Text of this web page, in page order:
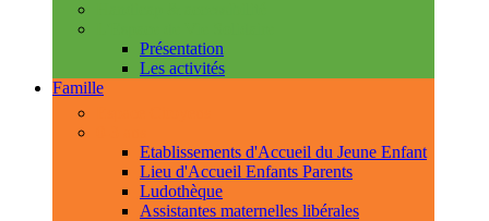
Présentation
Les activités
Famille
Etablissements d'Accueil du Jeune Enfant
Lieu d'Accueil Enfants Parents
Ludothèque
Assistantes maternelles libérales